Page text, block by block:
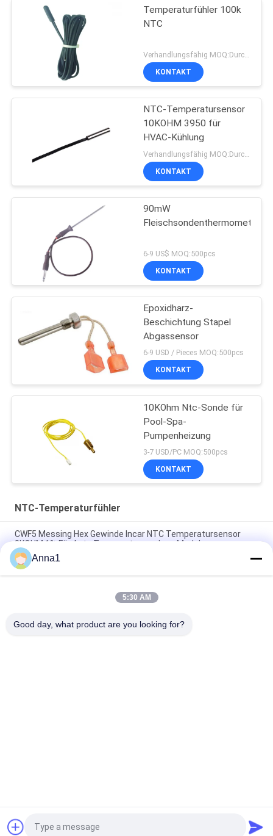
Temperaturfühler 100k
NTC
Verhandlungsfähig MOQ:Durchkontaktierung
KONTAKT
NTC-Temperatursensor
10KOHM 3950 für
HVAC-Kühlung
KONTAKT
90mW
Fleischsondenthermometer
6-9 US$ MOQ:500pcs
KONTAKT
Epoxidharz-
Beschichtung Stapel
Abgassensor
6-9 USD / Pieces MOQ:500pcs
KONTAKT
10KOhm Ntc-Sonde für
Pool-Spa-
Pumpenheizung
3-7 USD/PC MOQ:500pcs
KONTAKT
NTC-Temperaturfühler
CWF5 Messing Hex Gewinde Incar NTC Temperatursensor
8KOHM 1% Für Auto Temperaturregelung Modul
PT101 Custom NTC Temperature Sensor Is Suitable For
Smart Homes
PT100 NTC Temperature Sensor Is Suitable For Notebook
Fordern Sie ein Angebot
Anna1
5:30 AM
Good day, what product are you looking for?